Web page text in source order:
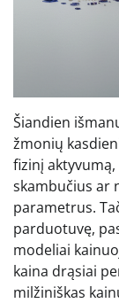
Šiandien
žmonių
fizinį
skambučius ar
parametrus.
parduotuvę,
modeliai
kaina drąsiai
milžiniškas